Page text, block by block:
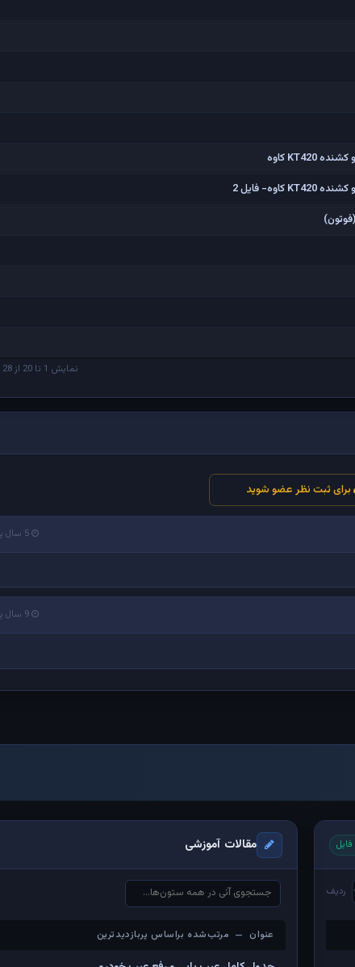
نمایش 1 تا 20 از 28 مطلب
برای ثبت نظر عضو شوید
5 سال پیش
9 سال پیش
ردیف
مقالات آموزشی
عنوان — مرتب‌شده براساس پربازدیدترین